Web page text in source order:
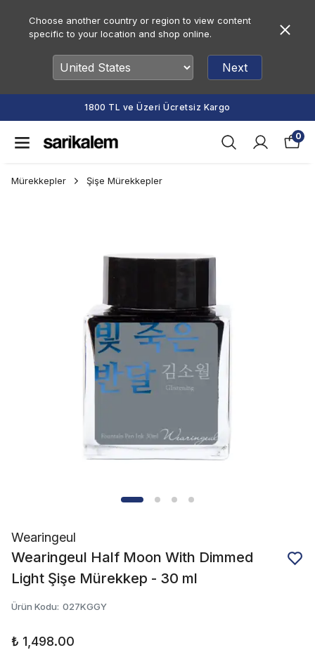
Choose another country or region to view content
specific to your location and shop online.
Next
1800 TL ve Üzeri Ücretsiz Kargo
0
Mürekkepler Şişe Mürekkepler
Wearingeul
Wearingeul Half Moon With Dimmed
Light Şişe Mürekkep - 30 ml
Ürün Kodu: 027KGGY
₺ 1,498.00